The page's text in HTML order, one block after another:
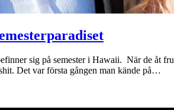
sig på semester i Hawaii. När de åt
Det var första gången man kände på…